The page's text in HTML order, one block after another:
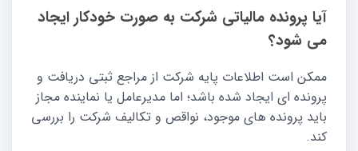
آیا پرونده مالیاتی شرکت به صورت خودکار ایجاد
می شود؟
ممکن است اطلاعات پایه شرکت از مراجع ثبتی دریافت و
پرونده ای ایجاد شده باشد؛ اما مدیرعامل یا نماینده مجاز
باید پرونده های موجود، نواقص و تکالیف شرکت را بررسی
کند.